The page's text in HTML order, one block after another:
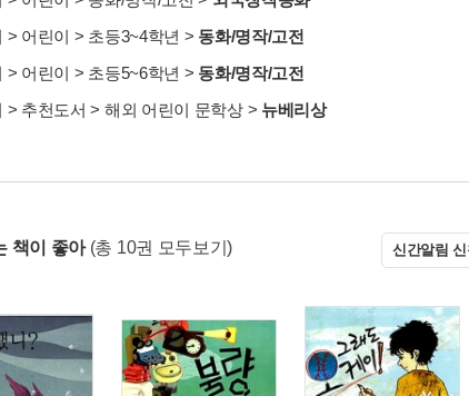
> 어린이 > 초등3~4학년 > 동화/명작/고전
> 어린이 > 초등5~6학년 > 동화/명작/고전
> 추천도서 > 해외 어린이 문학상> 뉴베리상
책이 좋아 (총 10권 모두보기) 신간알림 신